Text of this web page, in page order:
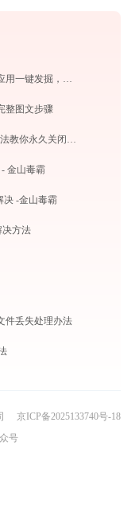
豌豆荚电脑版手机助手使用教程：海量应用一键发掘，电脑轻松管理安卓手机
整图文步骤
Win10如何彻底永久关闭自动更新 5种方法教你永久关闭win10自动更新
金山毒霸
决 -金山毒霸
决方法
件丢失处理办法
京ICP备2025133740号-18
号